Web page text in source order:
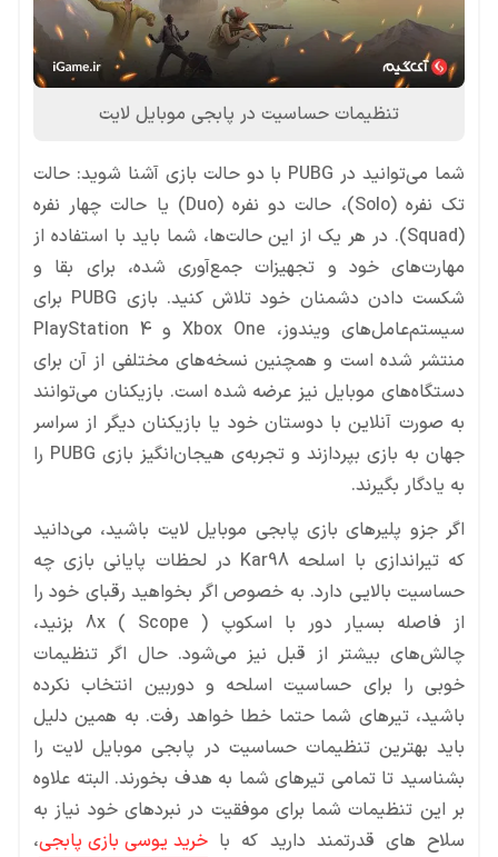
تنظیمات حساسیت در پابجی موبایل لایت
شما می‌توانید در PUBG با دو حالت بازی آشنا شوید: حالت
تک نفره (Solo)، حالت دو نفره (Duo) یا حالت چهار نفره
(Squad). در هر یک از این حالت‌ها، شما باید با استفاده از
مهارت‌های خود و تجهیزات جمع‌آوری شده، برای بقا و
شکست دادن دشمنان خود تلاش کنید. بازی PUBG برای
سیستم‌عامل‌های ویندوز، Xbox One و PlayStation 4
منتشر شده است و همچنین نسخه‌های مختلفی از آن برای
دستگاه‌های موبایل نیز عرضه شده است. بازیکنان می‌توانند
به صورت آنلاین با دوستان خود یا بازیکنان دیگر از سراسر
جهان به بازی بپردازند و تجربه‌ی هیجان‌انگیز بازی PUBG را
به یادگار بگیرند.
اگر جزو پلیرهای بازی پابجی موبایل لایت باشید، می‌دانید
که تیراندازی با اسلحه Kar98 در لحظات پایانی بازی چه
حساسیت بالایی دارد. به خصوص اگر بخواهید رقبای خود را
از فاصله بسیار دور با اسکوپ 8x ( Scope ) بزنید،
چالش‌های بیشتر از قبل نیز می‌شود. حال اگر تنظیمات
خوبی را برای حساسیت اسلحه و دوربین انتخاب نکرده
باشید، تیرهای شما حتما خطا خواهد رفت. به همین دلیل
باید بهترین تنظیمات حساسیت در پابجی موبایل لایت را
بشناسید تا تمامی تیرهای شما به هدف بخورند. البته علاوه
بر این تنظیمات شما برای موفقیت در نبردهای خود نیاز به
سلاح های قدرتمند دارید که با خرید یوسی بازی پابجی،